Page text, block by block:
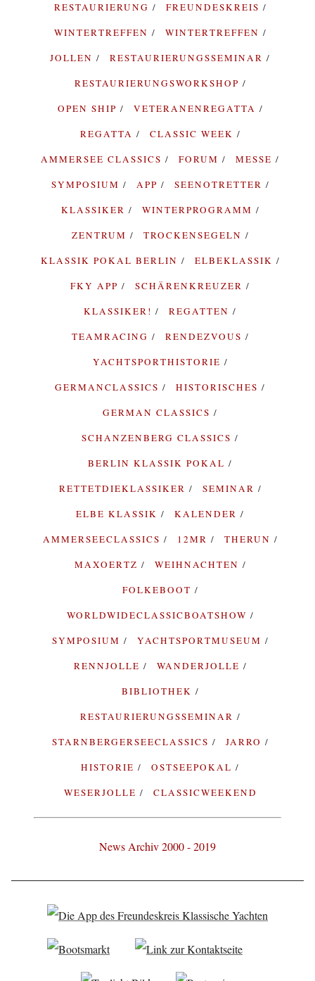
RESTAURIERUNG
FREUNDESKREIS
WINTERTREFFEN
WINTERTREFFEN
JOLLEN
RESTAURIERUNGSSEMINAR
RESTAURIERUNGSWORKSHOP
OPEN SHIP
VETERANENREGATTA
REGATTA
CLASSIC WEEK
AMMERSEE CLASSICS
FORUM
MESSE
SYMPOSIUM
APP
SEENOTRETTER
KLASSIKER
WINTERPROGRAMM
ZENTRUM
TROCKENSEGELN
KLASSIK POKAL BERLIN
ELBEKLASSIK
FKY APP
SCHÄRENKREUZER
KLASSIKER!
REGATTEN
TEAMRACING
RENDEZVOUS
YACHTSPORTHISTORIE
GERMANCLASSICS
HISTORISCHES
GERMAN CLASSICS
SCHANZENBERG CLASSICS
BERLIN KLASSIK POKAL
RETTETDIEKLASSIKER
SEMINAR
ELBE KLASSIK
KALENDER
AMMERSEECLASSICS
12MR
THERUN
MAXOERTZ
WEIHNACHTEN
FOLKEBOOT
WORLDWIDECLASSICBOATSHOW
SYMPOSIUM
YACHTSPORTMUSEUM
RENNJOLLE
WANDERJOLLE
BIBLIOTHEK
RESTAURIERUNGSSEMINAR
STARNBERGERSEECLASSICS
JARRO
HISTORIE
OSTSEEPOKAL
WESERJOLLE
CLASSICWEEKEND
News Archiv 2000 - 2019